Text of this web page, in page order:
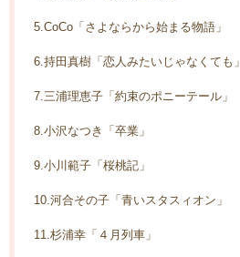
5.CoCo「さよならから始まる物語」
6.持田真樹「恋人みたいじゃなくても」
7.三浦理恵子「約束のポニーテール」
8.小沢なつき「卒業」
9.小川範子「桜桃記」
10.河合その子「青いスタスィオン」
11.杉浦幸「４月列車」